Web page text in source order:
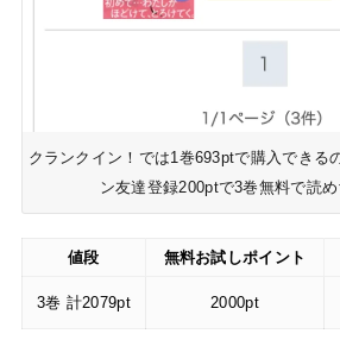
クランクイン！では1巻693ptで購入できる
ン友達登録200ptで3巻無料で読め
値段 無料お試しポイント
3巻 計2079pt 2000pt